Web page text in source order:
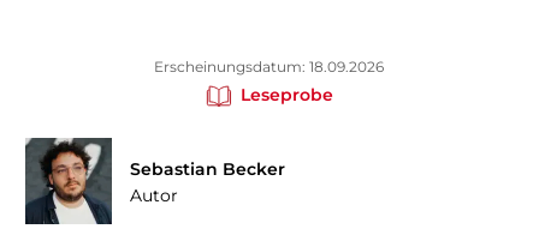
Erscheinungsdatum: 18.09.2026
Leseprobe
Sebastian Becker
Autor